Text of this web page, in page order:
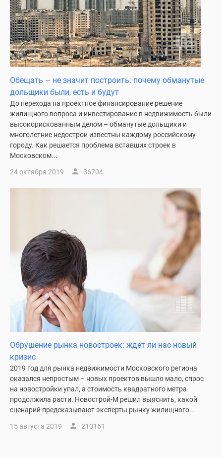
Обещать – не значит построить: почему обманутые
дольщики были, есть и будут
До перехода на проектное финансирование решение
жилищного вопроса и инвестирование в недвижимость были
высокорискованным делом – обманутые дольщики и
многолетние недострои известны каждому российскому
городу. Как решается проблема вставших строек в
Московском...
24 октября 2019 36704
Обрушение рынка новостроек: ждет ли нас новый
кризис
2019 год для рынка недвижимости Московского региона
оказался непростым – новых проектов вышло мало, спрос
на новостройки упал, а стоимость квадратного метра
продолжила расти. Новострой-М решил выяснить, какой
сценарий предсказывают эксперты рынку жилищного...
15 августа 2019 210161